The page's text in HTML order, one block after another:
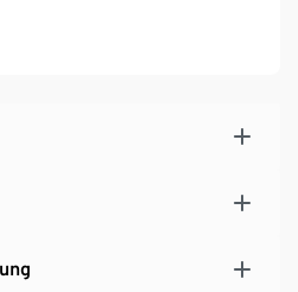
ca. 5 Jahren